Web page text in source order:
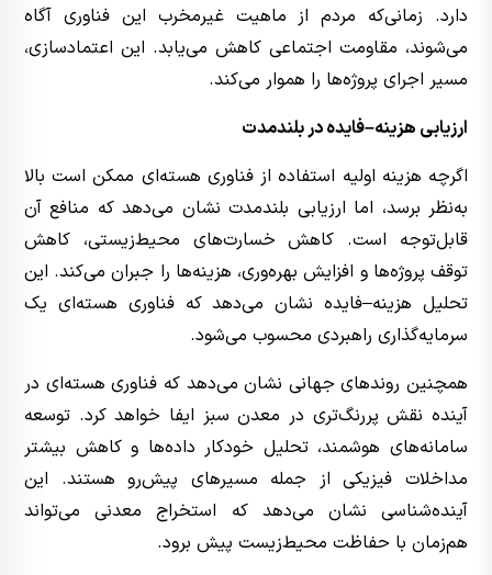
دارد. زمانی‌که مردم از ماهیت غیرمخرب این فناوری آگاه
می‌شوند، مقاومت اجتماعی کاهش می‌یابد. این اعتمادسازی،
مسیر اجرای پروژه‌ها را هموار می‌کند.
ارزیابی هزینه–فایده در بلندمدت
اگرچه هزینه اولیه استفاده از فناوری هسته‌ای ممکن است بالا
به‌نظر برسد، اما ارزیابی بلندمدت نشان می‌دهد که منافع آن
قابل‌توجه است. کاهش خسارت‌های محیط‌زیستی، کاهش
توقف پروژه‌ها و افزایش بهره‌وری، هزینه‌ها را جبران می‌کند. این
تحلیل هزینه–فایده نشان می‌دهد که فناوری هسته‌ای یک
سرمایه‌گذاری راهبردی محسوب می‌شود.
همچنین روندهای جهانی نشان می‌دهد که فناوری هسته‌ای در
آینده نقش پررنگ‌تری در معدن سبز ایفا خواهد کرد. توسعه
سامانه‌های هوشمند، تحلیل خودکار داده‌ها و کاهش بیشتر
مداخلات فیزیکی از جمله مسیرهای پیش‌رو هستند. این
آینده‌شناسی نشان می‌دهد که استخراج معدنی می‌تواند
هم‌زمان با حفاظت محیط‌زیست پیش برود.